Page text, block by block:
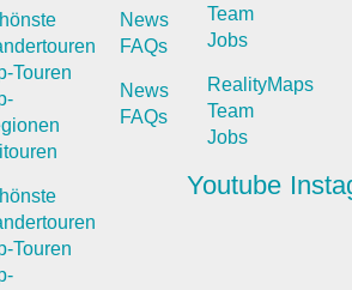
Touren
Touren
News
FAQs
News
FAQs
Team
Jobs
RealityMaps
Team
Jobs
Youtube